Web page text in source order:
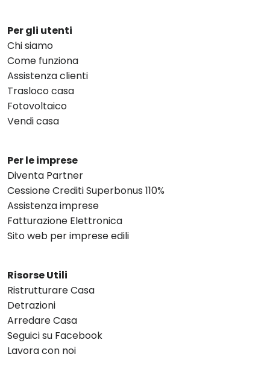
Per gli utenti
Chi siamo
Come funziona
Assistenza clienti
Trasloco casa
Fotovoltaico
Vendi casa
Per le imprese
Diventa Partner
Cessione Crediti Superbonus 110%
Assistenza imprese
Fatturazione Elettronica
Sito web per imprese edili
Risorse Utili
Ristrutturare Casa
Detrazioni
Arredare Casa
Seguici su Facebook
Lavora con noi